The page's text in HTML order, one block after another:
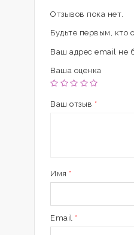
Отзывов пока нет.
Будьте первым, кто
Ваш адрес email не
Ваша оценка
Ваш отзыв *
Имя *
Email *